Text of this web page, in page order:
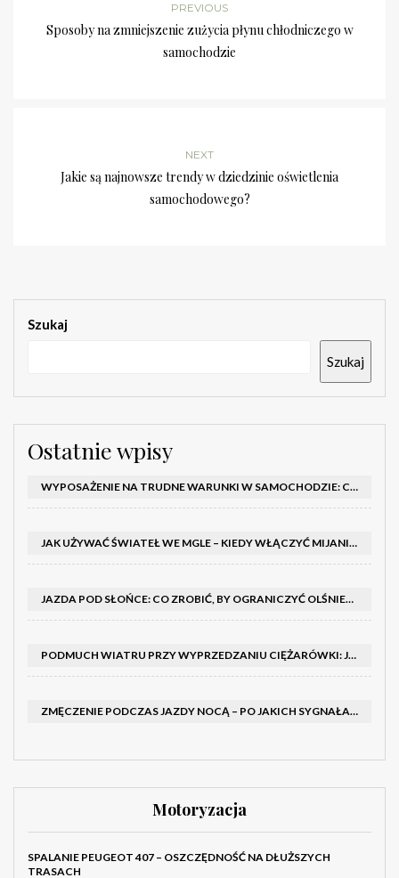
PREVIOUS
Sposoby na zmniejszenie zużycia płynu chłodniczego w
samochodzie
NEXT
Jakie są najnowsze trendy w dziedzinie oświetlenia
samochodowego?
Szukaj
Szukaj
Ostatnie wpisy
WYPOSAŻENIE NA TRUDNE WARUNKI W SAMOCHODZIE: CO MIEĆ ZIMĄ, W TRASIE I NA WYPADEK AWARII
JAK UŻYWAĆ ŚWIATEŁ WE MGLE – KIEDY WŁĄCZYĆ MIJANIA I PRZECIWMGIELNE ORAZ CZEGO NIE ROBIĆ
JAZDA POD SŁOŃCE: CO ZROBIĆ, BY OGRANICZYĆ OLŚNIENIE I POPRAWIĆ WIDOCZNOŚĆ
PODMUCH WIATRU PRZY WYPRZEDZANIU CIĘŻARÓWKI: JAK UTRZYMAĆ TOR JAZDY I OPANOWAĆ AUTO
ZMĘCZENIE PODCZAS JAZDY NOCĄ – PO JAKICH SYGNAŁACH ROZPOZNAĆ SENNOŚĆ ZA KIEROWNICĄ I KIEDY ZROBIĆ PRZERWĘ
Motoryzacja
SPALANIE PEUGEOT 407 – OSZCZĘDNOŚĆ NA DŁUŻSZYCH
TRASACH